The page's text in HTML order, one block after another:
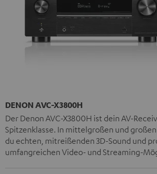
DENON AVC-X3800H
Der Denon AVC-X3800H ist dein AV-
Spitzenklasse. In mittelgroßen und
du echten, mitreißenden 3D-Sound und
umfangreichen Video- und Streaming-